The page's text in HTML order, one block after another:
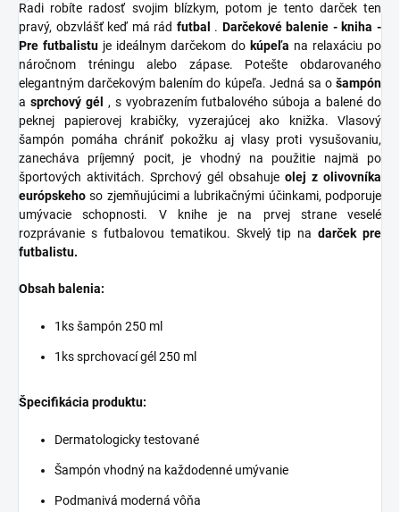
Radi robíte radosť svojim blízkym, potom je tento darček ten
pravý, obzvlášť keď má rád futbal . Darčekové balenie - kniha -
Pre futbalistu je ideálnym darčekom do kúpeľa na relaxáciu po
náročnom tréningu alebo zápase. Potešte obdarovaného
elegantným darčekovým balením do kúpeľa. Jedná sa o šampón
a sprchový gél , s vyobrazením futbalového súboja a balené do
peknej papierovej krabičky, vyzerajúcej ako knižka. Vlasový
šampón pomáha chrániť pokožku aj vlasy proti vysušovaniu,
zanecháva príjemný pocit, je vhodný na použitie najmä po
športových aktivitách. Sprchový gél obsahuje olej z olivovníka
európskeho so zjemňujúcimi a lubrikačnými účinkami, podporuje
umývacie schopnosti. V knihe je na prvej strane veselé
rozprávanie s futbalovou tematikou. Skvelý tip nadarček pre
futbalistu.
Obsah balenia:
1ks šampón 250 ml
1ks sprchovací gél 250 ml
Špecifikácia produktu:
Dermatologicky testované
Šampón vhodný na každodenné umývanie
Podmanivá moderná vôňa